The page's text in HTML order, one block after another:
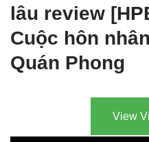
lâu review
Cuộc hôn
Quán Phong
View